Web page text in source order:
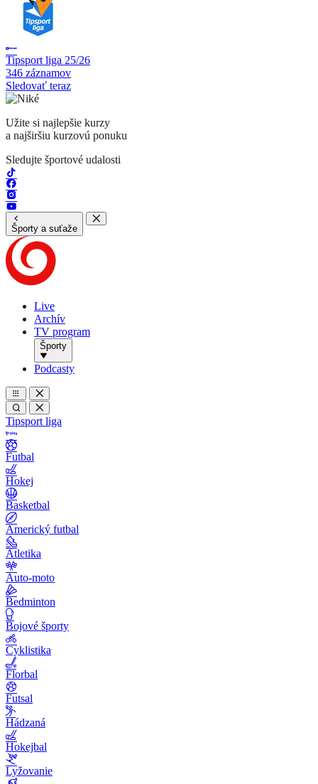
Tipsport liga 25/26
346 záznamov
Sledovať teraz
Užite si najlepšie kurzy
a najširšiu kurzovú ponuku
Sledujte športové udalosti
Športy a suťaže
Live
Archív
TV program
Športy
Podcasty
Tipsport liga
Futbal
Hokej
Basketbal
Americký futbal
Atletika
Auto-moto
Bedminton
Bojové športy
Cyklistika
Florbal
Futsal
Hádzaná
Hokejbal
Lyžovanie